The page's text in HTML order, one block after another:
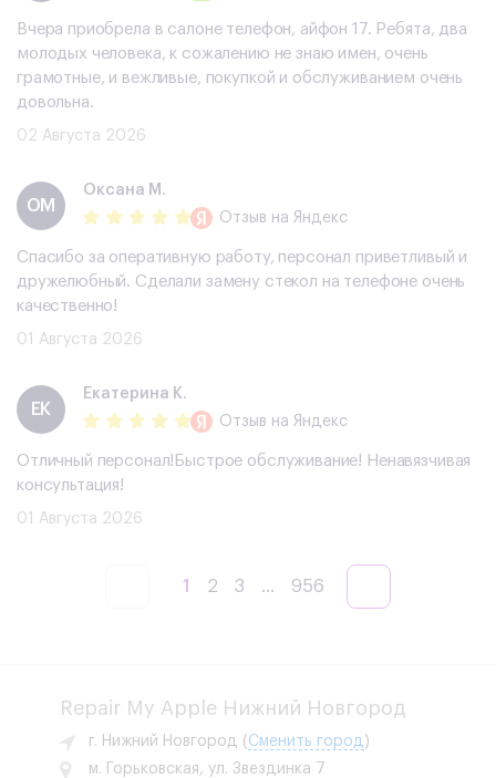
Вчера приобрела в салоне телефон, айфон 17. Ребята, два
молодых человека, к сожалению не знаю имен, очень
грамотные, и вежливые, покупкой и обслуживанием очень
довольна.
02 Августа 2026
ОМ
Оксана М.
Отзыв на Яндекс
Спасибо за оперативную работу, персонал приветливый и
дружелюбный. Сделали замену стекол на телефоне очень
качественно!
01 Августа 2026
ЕК
Екатерина К.
Отзыв на Яндекс
Отличный персонал!Быстрое обслуживание! Ненавязчивая
консультация!
01 Августа 2026
1 2 3 ... 956
Repair My Apple Нижний Новгород
г. Нижний Новгород ( Сменить город )
м. Горьковская, ул. Звездинка 7